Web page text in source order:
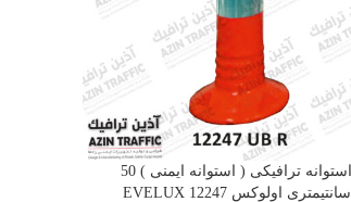
استوانه ترافیکی ( استوانه ایمنی ) 50
سانتیمتری اولوکس 12247 EVELUX